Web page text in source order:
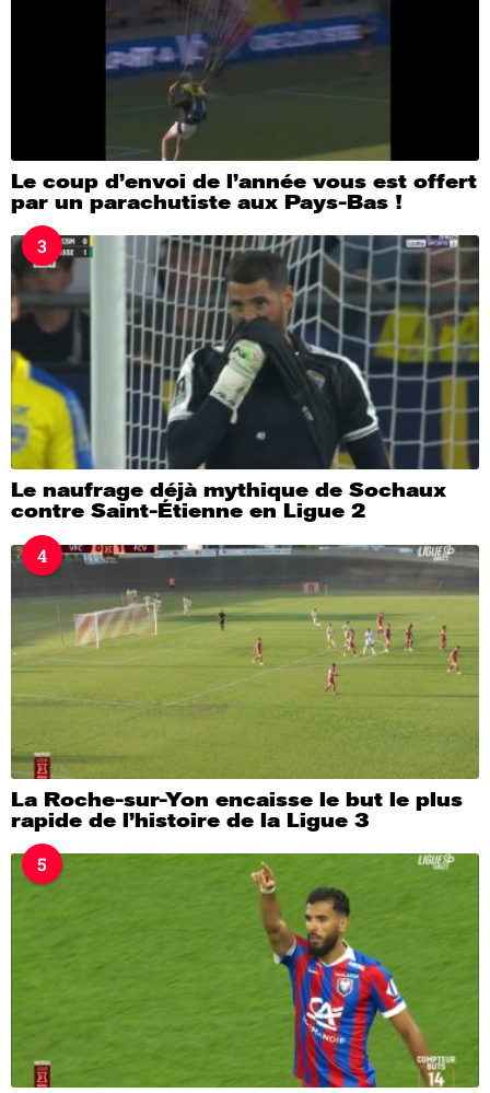
Le coup d’envoi de l’année vous est offert
par un parachutiste aux Pays-Bas !
3
Le naufrage déjà mythique de Sochaux
contre Saint-Étienne en Ligue 2
4
La Roche-sur-Yon encaisse le but le plus
rapide de l’histoire de la Ligue 3
5